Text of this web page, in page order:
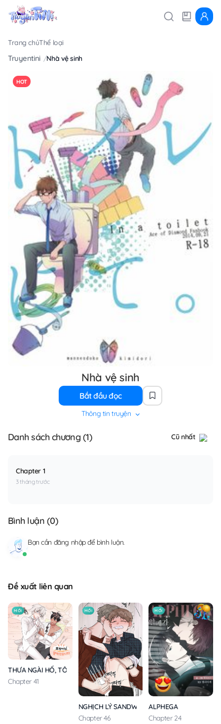
Trang chủThể loại
Truyentini Nhà vệ sinh
HOT
Nhà vệ sinh
Bắt đầu đọc
Thông tin truyện
Danh sách chương (1) Cũ nhất
Chapter 1
3 tháng trước
Bình luận (0)
Bạn cần đăng nhậpđể bình luận.
Đề xuất liên quan
MỚI
THƯA NGÀI HỔ, TÔI ĐÃ ĂN RẤT NGON MIỆNG
Chapter 41
MỚI
NGHỊCH LÝ SANDWICH
Chapter 46
MỚI
ALPHEGA
Chapter 24